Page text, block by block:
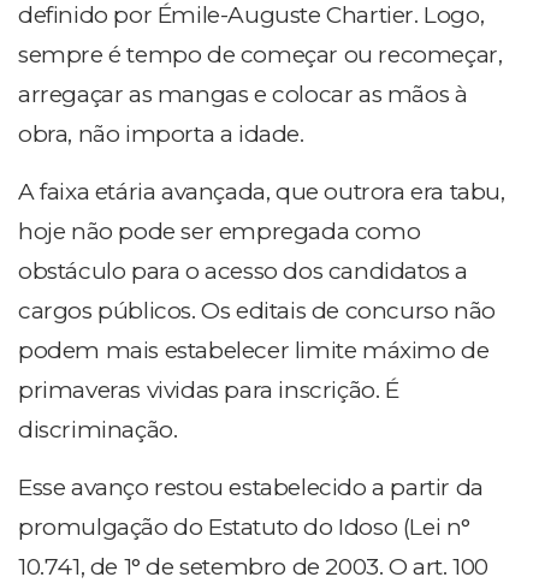
definido por Émile-Auguste Chartier. Logo,
sempre é tempo de começar ou recomeçar,
arregaçar as mangas e colocar as mãos à
obra, não importa a idade.
A faixa etária avançada, que outrora era tabu,
hoje não pode ser empregada como
obstáculo para o acesso dos candidatos a
cargos públicos. Os editais de concurso não
podem mais estabelecer limite máximo de
primaveras vividas para inscrição. É
discriminação.
Esse avanço restou estabelecido a partir da
promulgação do Estatuto do Idoso (Lei n°
10.741, de 1° de setembro de 2003. O art. 100